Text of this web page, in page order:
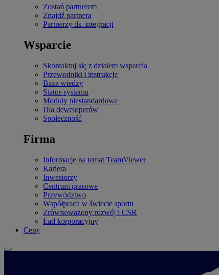
Zostań partnerem
Znajdź partnera
Partnerzy ds. integracji
Wsparcie
Skontaktuj się z działem wsparcia
Przewodniki i instrukcje
Baza wiedzy
Status systemu
Moduły niestandardowe
Dla deweloperów
Społeczność
Firma
Informacje na temat TeamViewer
Kariera
Inwestorzy
Centrum prasowe
Przywództwo
Współpraca w świecie sportu
Zrównoważony rozwój i CSR
Ład korporacyjny
Ceny